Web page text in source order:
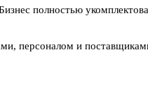
полностью
персоналом и